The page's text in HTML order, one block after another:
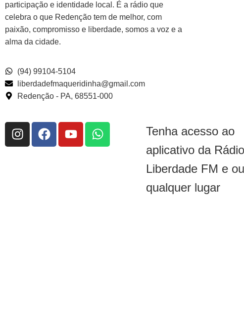
participação e identidade local. É a rádio que
celebra o que Redenção tem de melhor, com
paixão, compromisso e liberdade, somos a voz e a
alma da cidade.
(94) 99104-5104
liberdadefmaqueridinha@gmail.com
Redenção - PA, 68551-000
Tenha acesso ao
aplicativo da Rádio
Liberdade FM e
qualquer lugar